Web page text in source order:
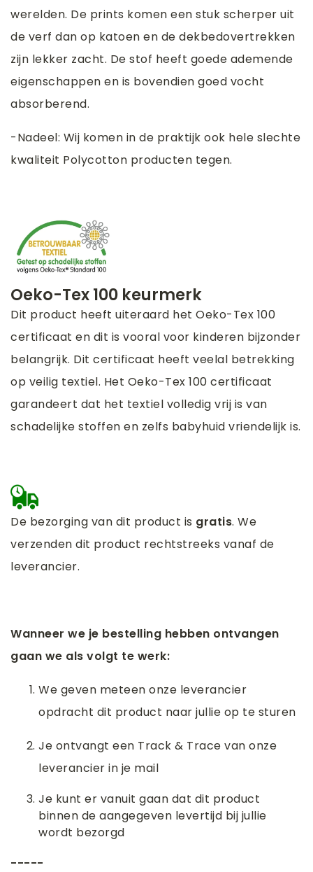
werelden. De prints komen een stuk scherper uit
de verf dan op katoen en de dekbedovertrekken
zijn lekker zacht. De stof heeft goede ademende
eigenschappen en is bovendien goed vocht
absorberend.
-Nadeel: Wij komen in de praktijk ook hele slechte
kwaliteit Polycotton producten tegen.
Oeko-Tex 100 keurmerk
Dit product heeft uiteraard het Oeko-Tex 100
certificaat en dit is vooral voor kinderen bijzonder
belangrijk. Dit certificaat heeft veelal betrekking
op veilig textiel. Het Oeko-Tex 100 certificaat
garandeert dat het textiel volledig vrij is van
schadelijke stoffen en zelfs babyhuid vriendelijk is.
De bezorging van dit product is gratis. We
verzenden dit product rechtstreeks vanaf de
leverancier.
Wanneer we je bestelling hebben ontvangen
gaan we als volgt te werk:
We geven meteen onze leverancier
opdracht dit product naar jullie op te sturen
Je ontvangt een Track & Trace van onze
leverancier in je mail
Je kunt er vanuit gaan dat dit product
binnen de aangegeven levertijd bij jullie
wordt bezorgd
-----